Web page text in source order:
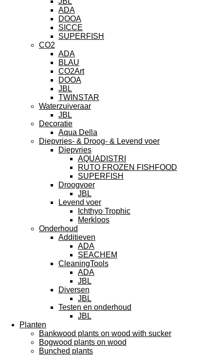
ADA
DOOA
SICCE
SUPERFISH
CO2
ADA
BLAU
CO2Art
DOOA
JBL
TWINSTAR
Waterzuiveraar
JBL
Decoratie
Aqua Della
Diepvries- & Droog- & Levend voer
Diepvries
AQUADISTRI
RUTO FROZEN FISHFOOD
SUPERFISH
Droogvoer
JBL
Levend voer
Ichthyo Trophic
Merkloos
Onderhoud
Additieven
ADA
SEACHEM
CleaningTools
ADA
JBL
Diversen
JBL
Testen en onderhoud
JBL
Planten
Bankwood plants on wood with sucker
Bogwood plants on wood
Bunched plants